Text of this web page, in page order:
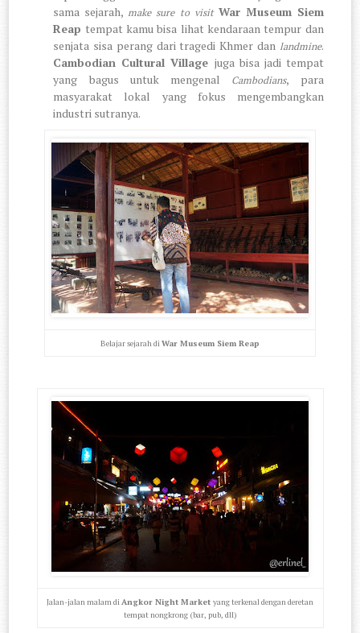
sama sejarah,make sure to visit War Museum Siem
Reap tempat kamu bisa lihat kendaraan tempur dan
senjata sisa perang dari tragedi Khmer dan landmine.
Cambodian Cultural Village juga bisa jadi tempat
yang bagus untuk mengenal Cambodians, para
masyarakat lokal yang fokus mengembangkan
industri sutranya.
Belajar sejarah diWar Museum Siem Reap
Jalan-jalan malam diAngkor Night Market yang terkenal dengan deretan
tempat nongkrong (bar, pub, dll)